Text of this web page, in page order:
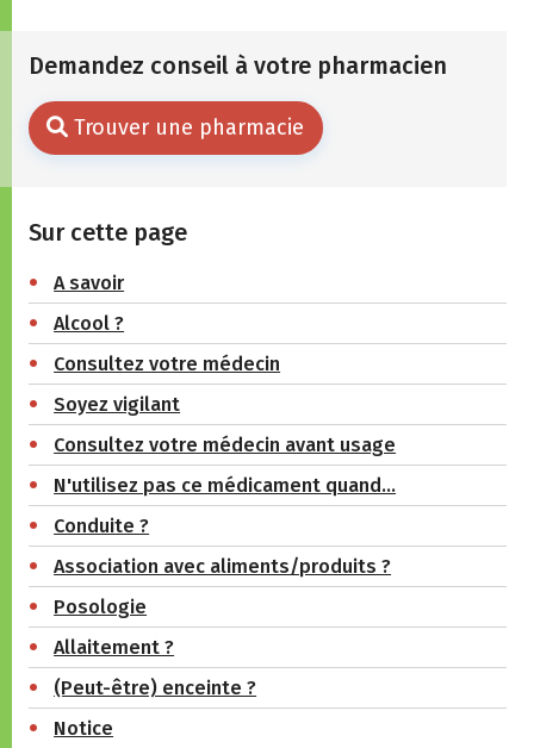
Demandez conseil à votre pharmacien
Trouver une pharmacie
Sur cette page
A savoir
Alcool ?
Consultez votre médecin
Soyez vigilant
Consultez votre médecin avant usage
N'utilisez pas ce médicament quand…
Conduite ?
Association avec aliments/produits ?
Posologie
Allaitement ?
(Peut-être) enceinte ?
Notice